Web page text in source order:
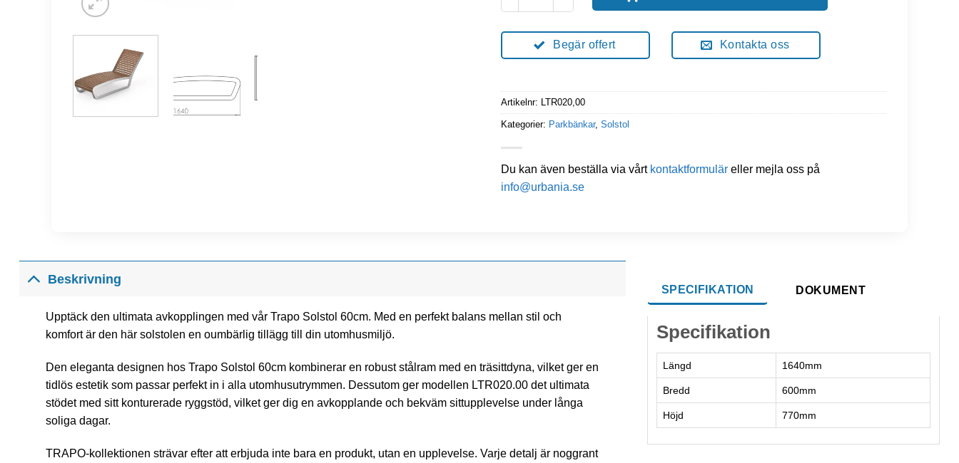
Begär offert Kontakta oss
Artikelnr: LTR020,00
Kategorier: Parkbänkar, Solstol
Du kan även beställa via vårt kontaktformulär eller mejla oss på
info@urbania.se
Beskrivning
Upptäck den ultimata avkopplingen med vår Trapo Solstol 60cm. Med en perfekt balans mellan stil och
komfort är den här solstolen en oumbärlig tillägg till din utomhusmiljö.
Den eleganta designen hos Trapo Solstol 60cm kombinerar en robust stålram med en träsittdyna, vilket ger en
tidlös estetik som passar perfekt in i alla utomhusutrymmen. Dessutom ger modellen LTR020.00 det ultimata
stödet med sitt konturerade ryggstöd, vilket ger dig en avkopplande och bekväm sittupplevelse under långa
soliga dagar.
TRAPO-kollektionen strävar efter att erbjuda inte bara en produkt, utan en upplevelse. Varje detalj är noggrant
SPECIFIKATION DOKUMENT
Specifikation
Längd 1640mm
Bredd 600mm
Höjd 770mm